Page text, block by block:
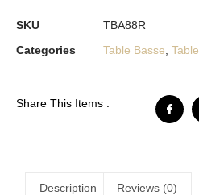
SKU
TBA88R
Categories
Table Basse, Table
Share This Items :
Description Reviews (0)